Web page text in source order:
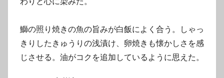
鰤の照り焼きの魚の旨みが白飯によく合う。しゃっ
きりしたきゅうりの浅漬け、卵焼きも懐かしさを感
じさせる。油がコクを追加しているように思えた。